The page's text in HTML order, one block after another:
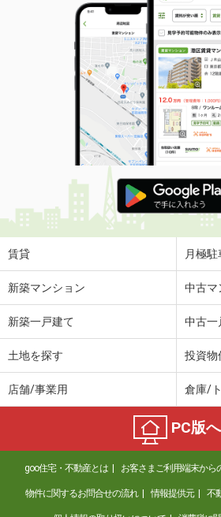
賃貸 月極
新築マンション 中古マ
新築一戸建て 中古一
土地を探す 投資物
店舗/事業用 倉庫/
PC版へ
goo住宅・不動産とは お客さまご利用端末から
物件に関するお問合せの流れ 情報提供元 不